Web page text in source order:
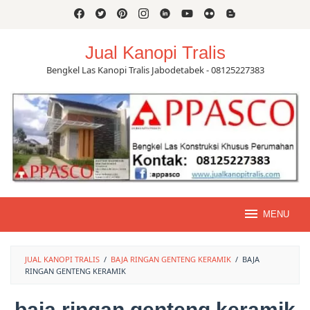
Jual Kanopi Tralis
Bengkel Las Kanopi Tralis Jabodetabek - 08125227383
MENU
JUAL KANOPI TRALIS / BAJA RINGAN GENTENG KERAMIK / BAJA
RINGAN GENTENG KERAMIK